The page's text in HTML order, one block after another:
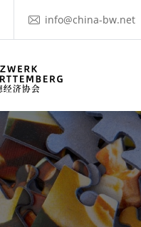
info@china-bw.net